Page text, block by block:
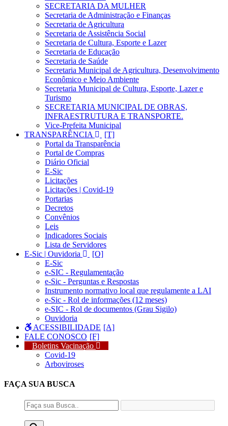
SECRETARIA DA MULHER
Secretaria de Administração e Finanças
Secretaria de Agricultura
Secretaria de Assistência Social
Secretaria de Cultura, Esporte e Lazer
Secretaria de Educação
Secretaria de Saúde
Secretaria Municipal de Agricultura, Desenvolvimento
Econômico e Meio Ambiente
Secretaria Municipal de Cultura, Esporte, Lazer e
Turismo
SECRETARIA MUNICIPAL DE OBRAS,
INFRAESTRUTURA E TRANSPORTE.
Vice-Prefeita Municipal
TRANSPARÊNCIA
Portal da Transparência
Portal de Compras
Diário Oficial
E-Sic
Licitações
Licitações | Covid-19
Portarias
Decretos
Convênios
Leis
Indicadores Sociais
Lista de Servidores
E-Sic | Ouvidoria
E-Sic
e-SIC - Regulamentação
e-Sic - Perguntas e Respostas
Instrumento normativo local que regulamente a LAI
e-Sic - Rol de informações (12 meses)
e-SIC - Rol de documentos (Grau Sigilo)
Ouvidoria
ACESSIBILIDADE
FALE CONOSCO
Boletins Vacinação
Covid-19
Arboviroses
FAÇA SUA BUSCA